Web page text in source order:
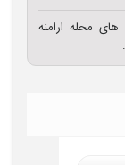
ارامنه